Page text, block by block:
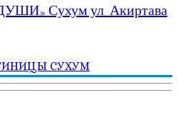
Сухум ул. Акиртава
СУХУМ